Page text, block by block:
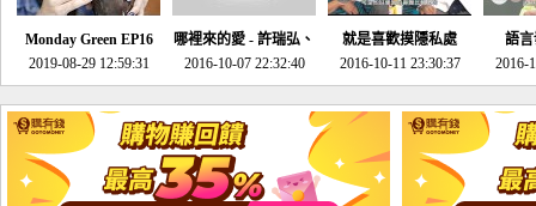
Monday Green EP16
超意外~環保原來可以
邊玩邊做！
2019-08-29 12:59:31
哪裡來的愛 - 許瑞弘、
李其芬
2016-10-07 22:32:40
就是喜歡摸隱私處
2016-10-11 23:30:37
語
2016-